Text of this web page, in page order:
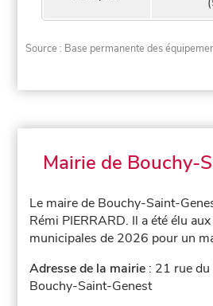
Source : Base permanente des
Mairie de Bouchy-
Le maire de Bouchy-Saint-
Rémi PIERRARD. Il a été élu
municipales de 2026 pour un
Adresse de la mairie : 21 rue
Bouchy-Saint-Genest